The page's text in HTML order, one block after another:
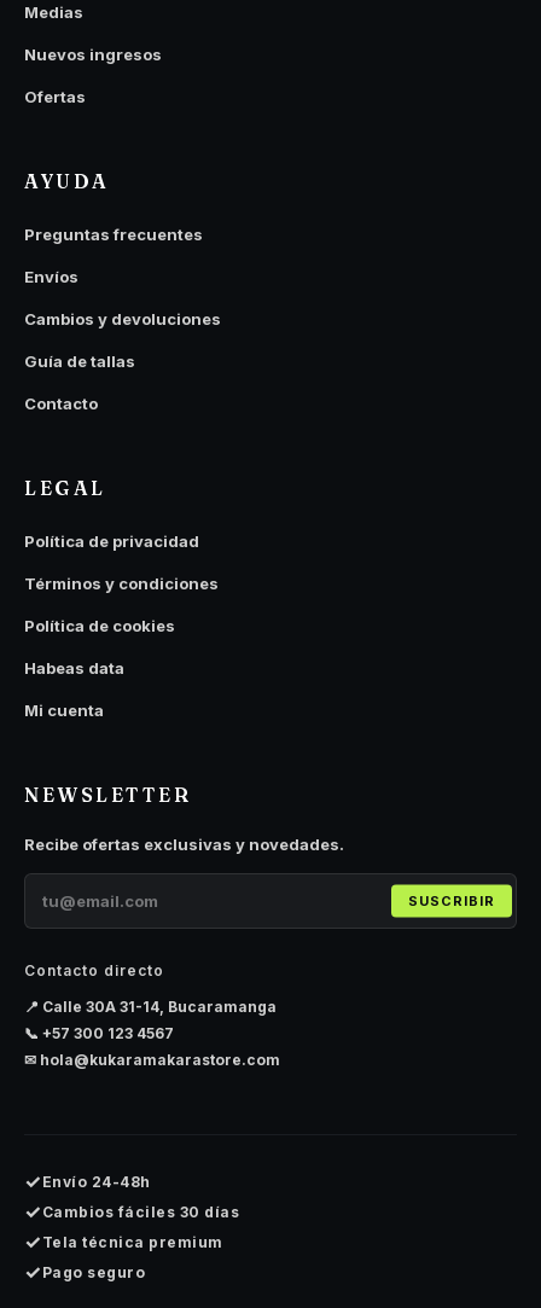
Medias
Nuevos ingresos
Ofertas
AYUDA
Preguntas frecuentes
Envíos
Cambios y devoluciones
Guía de tallas
Contacto
LEGAL
Política de privacidad
Términos y condiciones
Política de cookies
Habeas data
Mi cuenta
NEWSLETTER
Recibe ofertas exclusivas y novedades.
SUSCRIBIR
Contacto directo
📍 Calle 30A 31-14, Bucaramanga
📞 +57 300 123 4567
✉ hola@kukaramakarastore.com
✓ Envío 24-48h
✓ Cambios fáciles 30 días
✓ Tela técnica premium
✓ Pago seguro